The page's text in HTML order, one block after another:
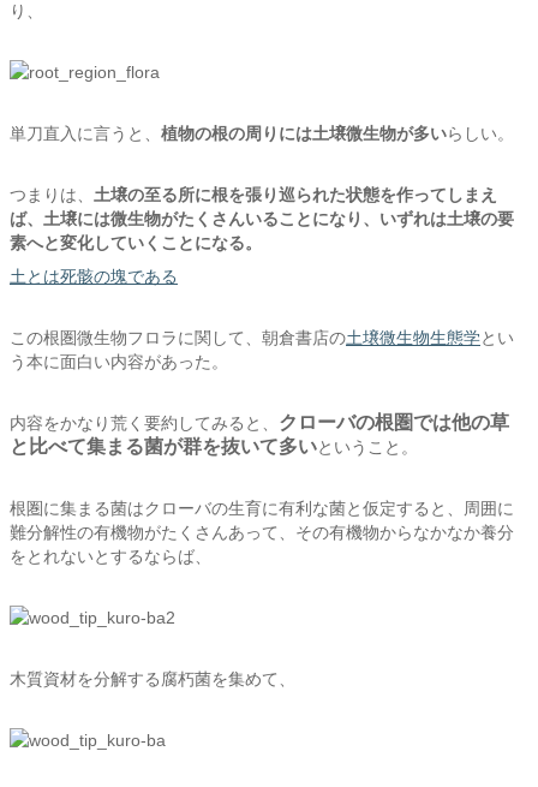
り、
単刀直入に言うと、 植物の根の周りには土壌微生物が多いらしい。
つまりは、 土壌の至る所に根を張り巡られた状態を作ってしまえ
ば、 土壌には微生物がたくさんいることになり、 いずれは土壌の要
素へと変化していくことになる。
土とは死骸の塊である
この根圏微生物フロラに関して、朝倉書店の土壌微生物生態学とい
う本に面白い内容があった。
内容をかなり荒く要約してみると、 クローバの根圏では他の草
と比べて集まる菌が群を抜いて多いということ。
根圏に集まる菌はクローバの生育に有利な菌と仮定すると、周囲に
難分解性の有機物がたくさんあって、その有機物からなかなか養分
をとれないとするならば、
木質資材を分解する腐朽菌を集めて、